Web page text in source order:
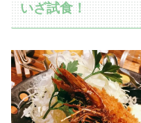
いざ試食！